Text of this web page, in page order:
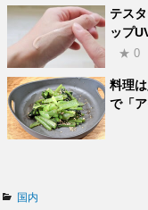
テス
ップ
★ 0
料理
で「
カ
国内